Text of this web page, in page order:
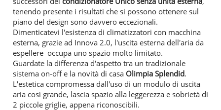
tenendo presente i risultati che si possono ottenere sul
piano del design sono davvero eccezionali.
Dimenticatevi l'esistenza di climatizzatori con macchina
esterna, grazie ad Innova 2.0, l'uscita esterna dell'aria da
espellere occupa uno spazio molto limitato.
Guardate la differenza d'aspetto tra un tradizionale
sistema on-off e la novità di casa Olimpia Splendid.
L'estetica compromessa dall'uso di un modulo di uscita
aria così grande, lascia spazio alla leggerezza e sobrietà di
2 piccole griglie, appena riconoscibili.